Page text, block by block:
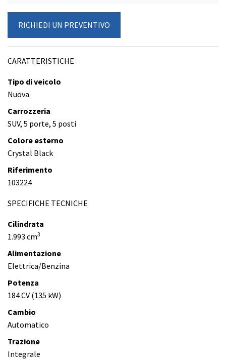
RICHIEDI UN PREVENTIVO
CARATTERISTICHE
Tipo di veicolo
Nuova
Carrozzeria
SUV, 5 porte, 5 posti
Colore esterno
Crystal Black
Riferimento
103224
SPECIFICHE TECNICHE
Cilindrata
1.993 cm3
Alimentazione
Elettrica/Benzina
Potenza
184 CV (135 kW)
Cambio
Automatico
Trazione
Integrale